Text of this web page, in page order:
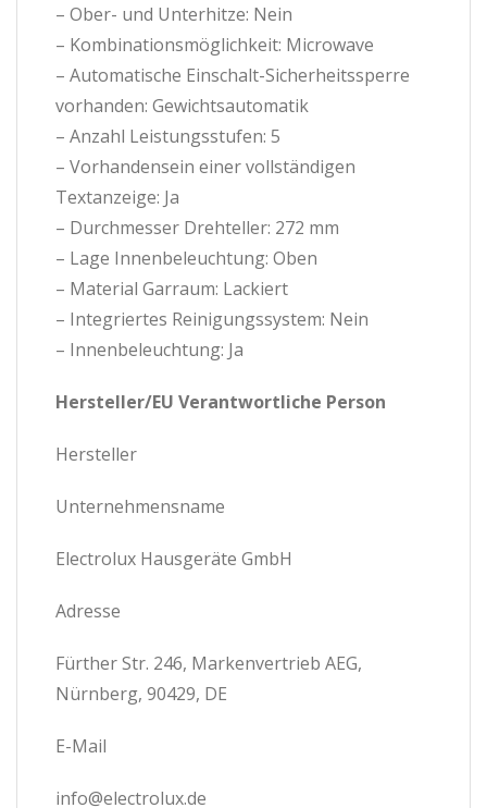
– Ober- und Unterhitze: Nein
– Kombinationsmöglichkeit: Microwave
– Automatische Einschalt-Sicherheitssperre
vorhanden: Gewichtsautomatik
– Anzahl Leistungsstufen: 5
– Vorhandensein einer vollständigen
Textanzeige: Ja
– Durchmesser Drehteller: 272 mm
– Lage Innenbeleuchtung: Oben
– Material Garraum: Lackiert
– Integriertes Reinigungssystem: Nein
– Innenbeleuchtung: Ja
Hersteller/EU Verantwortliche Person
Hersteller
Unternehmensname
Electrolux Hausgeräte GmbH
Adresse
Fürther Str. 246, Markenvertrieb AEG,
Nürnberg, 90429, DE
E-Mail
info@electrolux.de